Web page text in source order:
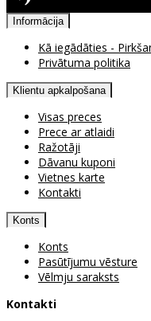
Informācija
Kā iegādāties -
Privātuma politika
Klientu apkalpošana
Visas preces
Prece ar atlaidi
Ražotāji
Dāvanu kuponi
Vietnes karte
Kontakti
Konts
Konts
Pasūtījumu vēsture
Vēlmju saraksts
Kontakti